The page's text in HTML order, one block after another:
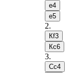
e4
e5
2.
Кf3
Кc6
3.
Сc4